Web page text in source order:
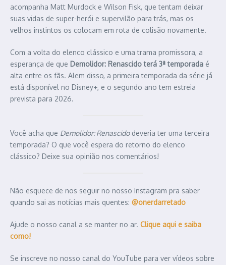
acompanha Matt Murdock e Wilson Fisk, que tentam deixar
suas vidas de super-herói e supervilão para trás, mas os
velhos instintos os colocam em rota de colisão novamente.
Com a volta do elenco clássico e uma trama promissora, a
esperança de que Demolidor: Renascido terá 3ª temporada é
alta entre os fãs. Alem disso, a primeira temporada da série já
está disponível no Disney+, e o segundo ano tem estreia
prevista para 2026.
Você acha que Demolidor: Renascidodeveria ter uma terceira
temporada? O que você espera do retorno do elenco
clássico? Deixe sua opinião nos comentários!
Não esquece de nos seguir no nosso Instagram pra saber
quando sai as notícias mais quentes: @onerdarretado
Ajude o nosso canal a se manter no ar. Clique aqui e saiba
como!
Se inscreve no nosso canal do YouTube para ver vídeos sobre